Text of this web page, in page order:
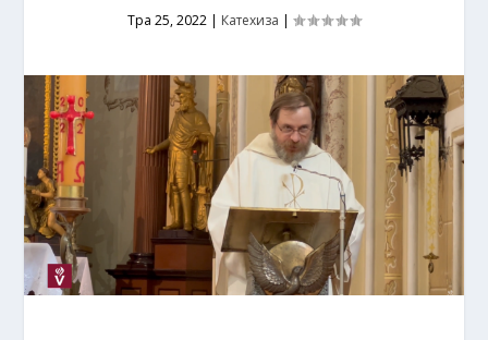
Тра 25, 2022 | Катехиза |